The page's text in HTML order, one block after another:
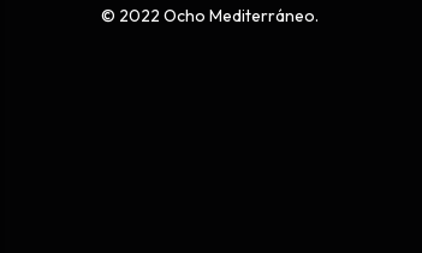
© 2022 Ocho Mediterráneo.